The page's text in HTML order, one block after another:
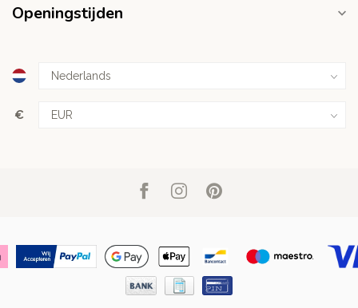
Openingstijden
€